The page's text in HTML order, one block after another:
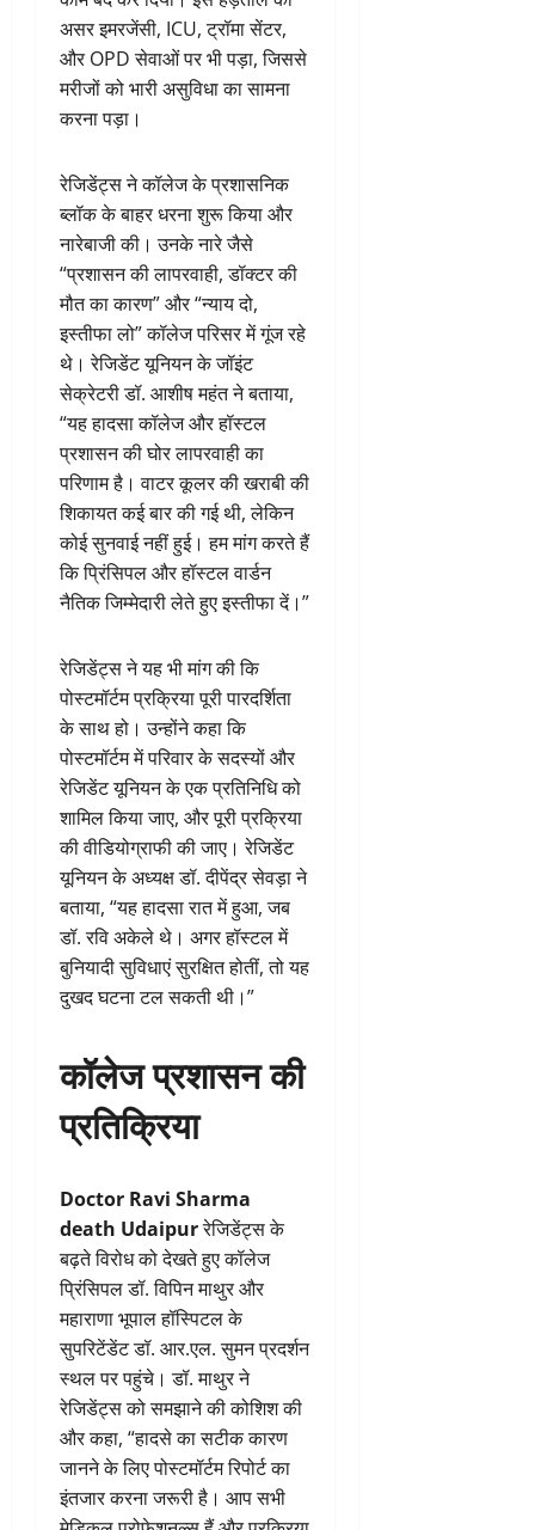
असर इमरजेंसी, ICU, ट्रॉमा सेंटर,
और OPD सेवाओं पर भी पड़ा, जिससे
मरीजों को भारी असुविधा का सामना
करना पड़ा।
रेजिडेंट्स ने कॉलेज के प्रशासनिक
ब्लॉक के बाहर धरना शुरू किया और
नारेबाजी की। उनके नारे जैसे
“प्रशासन की लापरवाही, डॉक्टर की
मौत का कारण” और “न्याय दो,
इस्तीफा लो” कॉलेज परिसर में गूंज रहे
थे। रेजिडेंट यूनियन के जॉइंट
सेक्रेटरी डॉ. आशीष महंत ने बताया,
“यह हादसा कॉलेज और हॉस्टल
प्रशासन की घोर लापरवाही का
परिणाम है। वाटर कूलर की खराबी की
शिकायत कई बार की गई थी, लेकिन
कोई सुनवाई नहीं हुई। हम मांग करते हैं
कि प्रिंसिपल और हॉस्टल वार्डन
नैतिक जिम्मेदारी लेते हुए इस्तीफा दें।”
रेजिडेंट्स ने यह भी मांग की कि
पोस्टमॉर्टम प्रक्रिया पूरी पारदर्शिता
के साथ हो। उन्होंने कहा कि
पोस्टमॉर्टम में परिवार के सदस्यों और
रेजिडेंट यूनियन के एक प्रतिनिधि को
शामिल किया जाए, और पूरी प्रक्रिया
की वीडियोग्राफी की जाए। रेजिडेंट
यूनियन के अध्यक्ष डॉ. दीपेंद्र सेवड़ा ने
बताया, “यह हादसा रात में हुआ, जब
डॉ. रवि अकेले थे। अगर हॉस्टल में
बुनियादी सुविधाएं सुरक्षित होतीं, तो यह
दुखद घटना टल सकती थी।”
कॉलेज प्रशासन की
प्रतिक्रिया
Doctor Ravi Sharma
death Udaipurरेजिडेंट्स के
बढ़ते विरोध को देखते हुए कॉलेज
प्रिंसिपल डॉ. विपिन माथुर और
महाराणा भूपाल हॉस्पिटल के
सुपरिटेंडेंट डॉ. आर.एल. सुमन प्रदर्शन
स्थल पर पहुंचे। डॉ. माथुर ने
रेजिडेंट्स को समझाने की कोशिश की
और कहा, “हादसे का सटीक कारण
जानने के लिए पोस्टमॉर्टम रिपोर्ट का
इंतजार करना जरूरी है। आप सभी